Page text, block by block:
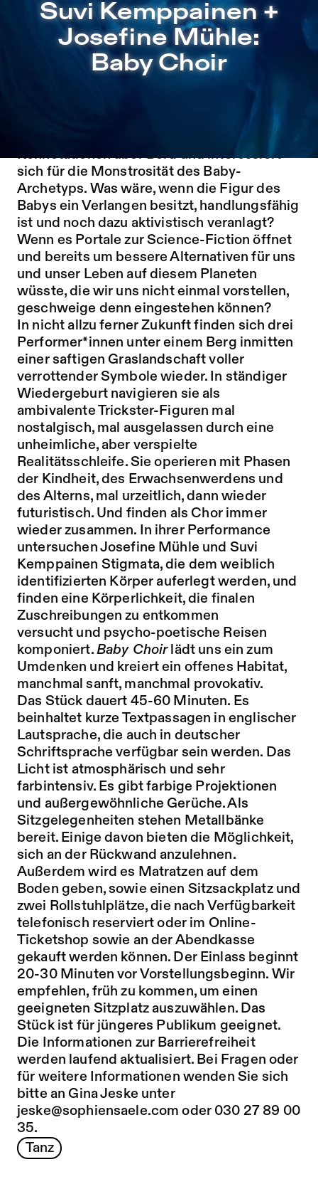
Zu Programm springen
Zu Aktuelles springen
Zu Seiten springen
Suvi Kemppainen + Josefine Mühle: Baby Choir –
Suvi Kemppainen +
Josefine Mühle:
Baby Choir
Tanz
Konnotationen über Bord und interessiert
sich für die Monstrosität des Baby-
Archetyps. Was wäre, wenn die Figur des
Babys ein Verlangen besitzt, handlungsfähig
ist und noch dazu aktivistisch veranlagt?
Wenn es Portale zur Science-Fiction öffnet
und bereits um bessere Alternativen für uns
und unser Leben auf diesem Planeten
wüsste, die wir uns nicht einmal vorstellen,
geschweige denn eingestehen können?
In nicht allzu ferner Zukunft finden sich drei
Performer*innen unter einem Berg inmitten
einer saftigen Graslandschaft voller
verrottender Symbole wieder. In ständiger
Wiedergeburt navigieren sie als
ambivalente Trickster-Figuren mal
nostalgisch, mal ausgelassen durch eine
unheimliche, aber verspielte
Realitätsschleife. Sie operieren mit Phasen
der Kindheit, des Erwachsenwerdens und
des Alterns, mal urzeitlich, dann wieder
futuristisch. Und finden als Chor immer
wieder zusammen. In ihrer Performance
untersuchen Josefine Mühle und Suvi
Kemppainen Stigmata, die dem weiblich
identifizierten Körper auferlegt werden, und
finden eine Körperlichkeit, die finalen
Zuschreibungen zu entkommen
versucht und psycho-poetische Reisen
komponiert. Baby Choirlädt uns ein zum
Umdenken und kreiert ein offenes Habitat,
manchmal sanft, manchmal provokativ.
Das Stück dauert 45-60 Minuten. Es
beinhaltet kurze Textpassagen in englischer
Lautsprache, die auch in deutscher
Schriftsprache verfügbar sein werden. Das
Licht ist atmosphärisch und sehr
farbintensiv. Es gibt farbige Projektionen
und außergewöhnliche Gerüche. Als
Sitzgelegenheiten stehen Metallbänke
bereit. Einige davon bieten die Möglichkeit,
sich an der Rückwand anzulehnen.
Außerdem wird es Matratzen auf dem
Boden geben, sowie einen Sitzsackplatz und
zwei Rollstuhlplätze, die nach Verfügbarkeit
telefonisch reserviert oder im Online-
Ticketshop sowie an der Abendkasse
gekauft werden können. Der Einlass beginnt
20-30 Minuten vor Vorstellungsbeginn. Wir
empfehlen, früh zu kommen, um einen
geeigneten Sitzplatz auszuwählen. Das
Stück ist für jüngeres Publikum geeignet.
Die Informationen zur Barrierefreiheit
werden laufend aktualisiert. Bei Fragen oder
für weitere Informationen wenden Sie sich
bitte an Gina Jeske unter
jeske@sophiensaele.com oder 030 27 89 00
35.